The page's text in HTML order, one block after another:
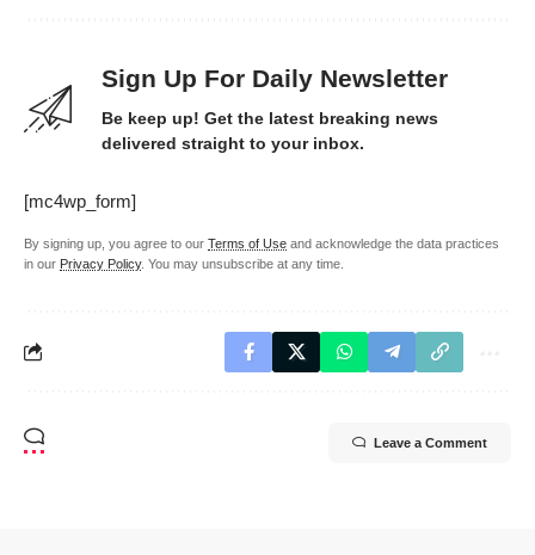
Sign Up For Daily Newsletter
Be keep up! Get the latest breaking news
delivered straight to your inbox.
[mc4wp_form]
By signing up, you agree to our Terms of Use and acknowledge the data practices
in our Privacy Policy. You may unsubscribe at any time.
Leave a Comment